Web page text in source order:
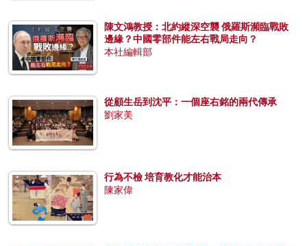
陳文鴻教授：北約縱深空襲 俄羅斯瀕臨戰敗
邊緣？中國零部件能左右戰局走向？
本社編輯部
從顧生岳到沈平：一個座右銘的兩代傳承
劉家美
行為不檢 培育教化才能治本
陳家偉